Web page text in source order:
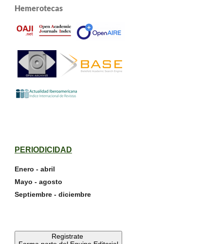
Hemerotecas
PERIODICIDAD
Enero - abril
Mayo - agosto
Septiembre - diciembre
Registrate